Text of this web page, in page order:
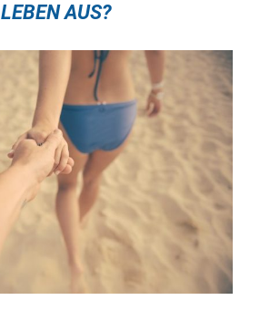
LEBEN AUS?